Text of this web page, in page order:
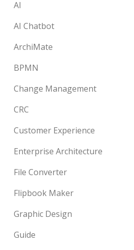
AI
AI Chatbot
ArchiMate
BPMN
Change Management
CRC
Customer Experience
Enterprise Architecture
File Converter
Flipbook Maker
Graphic Design
Guide